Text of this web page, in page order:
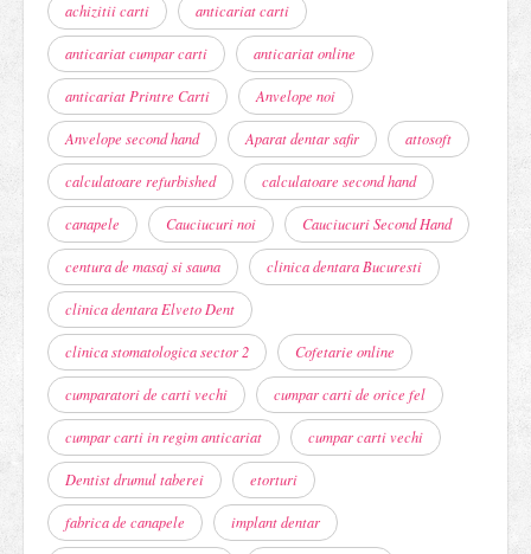
achizitii carti anticariat carti
anticariat cumpar carti anticariat online
anticariat Printre Carti Anvelope noi
Anvelope second hand Aparat dentar safir attosoft
calculatoare refurbished calculatoare second hand
canapele Cauciucuri noi Cauciucuri Second Hand
centura de masaj si sauna clinica dentara Bucuresti
clinica dentara Elveto Dent
clinica stomatologica sector 2 Cofetarie online
cumparatori de carti vechi cumpar carti de orice fel
cumpar carti in regim anticariat cumpar carti vechi
Dentist drumul taberei etorturi
fabrica de canapele implant dentar